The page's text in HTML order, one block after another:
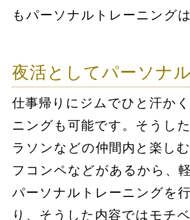
もパーソナルトレーニング
夜活としてパーソナ
仕事帰りにジムでひと汗か
ニングも可能です。そうし
ラソンなどの仲間内と楽し
フコンペなどがあるから、
パーソナルトレーニングを
り、そうした内容ではモチ